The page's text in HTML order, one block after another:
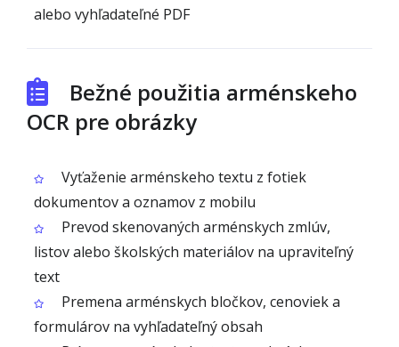
alebo vyhľadateľné PDF
Bežné použitia arménskeho
OCR pre obrázky
Vyťaženie arménskeho textu z fotiek
dokumentov a oznamov z mobilu
Prevod skenovaných arménskych zmlúv,
listov alebo školských materiálov na upraviteľný
text
Premena arménskych bločkov, cenoviek a
formulárov na vyhľadateľný obsah